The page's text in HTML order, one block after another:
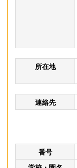
所在地
連絡先
番号